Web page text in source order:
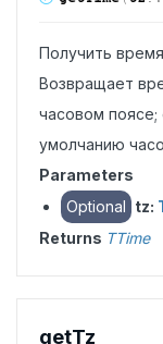
Получить
Возвращает
часовом
умолчанию
Parameters
Optional tz:
Returns TTime
getTz